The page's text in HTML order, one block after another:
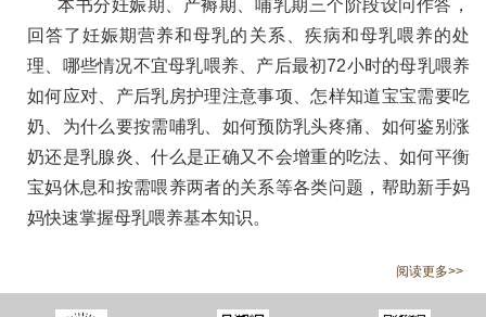
本书分妊娠期、产褥期、哺乳期三个阶段设问作答，
回答了妊娠期营养和母乳的关系、疾病和母乳喂养的处
理、哪些情况不宜母乳喂养、产后最初72小时的母乳喂养
如何应对、产后乳房护理注意事项、怎样知道宝宝需要吃
奶、为什么要按需哺乳、如何预防乳头疼痛、如何鉴别涨
奶还是乳腺炎、什么是正确又不会增重的吃法、如何平衡
宝妈休息和按需喂养两者的关系等各类问题，帮助新手妈
妈快速掌握母乳喂养基本知识。
阅读更多>>